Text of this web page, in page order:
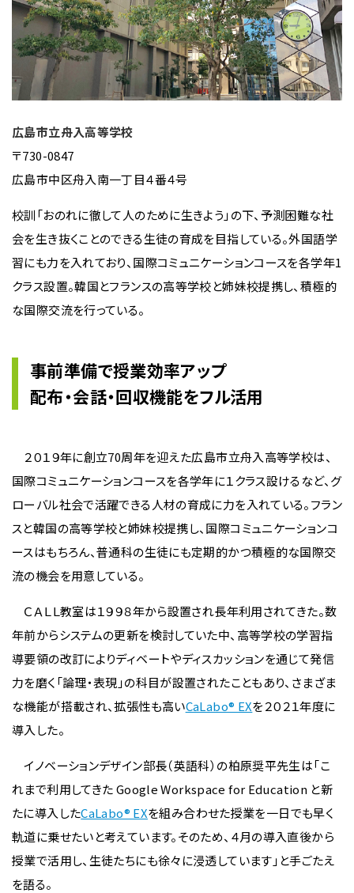
広島市立舟入高等学校
〒730-0847
広島市中区舟入南一丁目４番４号
校訓「おのれに徹して人のために生きよう」の下、予測困難な社
会を生き抜くことのできる生徒の育成を目指している。外国語学
習にも力を入れており、国際コミュニケーションコースを各学年1
クラス設置。韓国とフランスの高等学校と姉妹校提携し、積極的
な国際交流を行っている。
事前準備で授業効率アップ
配布・会話・回収機能をフル活用
２０１９年に創立70周年を迎えた広島市立舟入高等学校は、
国際コミュニケーションコースを各学年に１クラス設けるなど、グ
ローバル社会で活躍できる人材の育成に力を入れている。フラン
スと韓国の高等学校と姉妹校提携し、国際コミュニケーションコ
ースはもちろん、普通科の生徒にも定期的かつ積極的な国際交
流の機会を用意している。
ＣＡＬＬ教室は１９９８年から設置され長年利用されてきた。数
年前からシステムの更新を検討していた中、高等学校の学習指
導要領の改訂によりディベートやディスカッションを通じて発信
力を磨く「論理・表現」の科目が設置されたこともあり、さまざま
な機能が搭載され、拡張性も高いCaLabo® EXを２０２１年度に
導入した。
イノベーションデザイン部長（英語科）の柏原奨平先生は「こ
れまで利用してきた Google Workspace for Education と新
たに導入したCaLabo® EXを組み合わせた授業を一日でも早く
軌道に乗せたいと考えています。そのため、４月の導入直後から
授業で活用し、生徒たちにも徐々に浸透しています」と手ごたえ
を語る。